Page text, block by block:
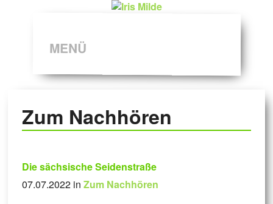
MENÜ
Zum Nachhören
Die sächsische Seidenstraße
07.07.2022 in Zum Nachhören